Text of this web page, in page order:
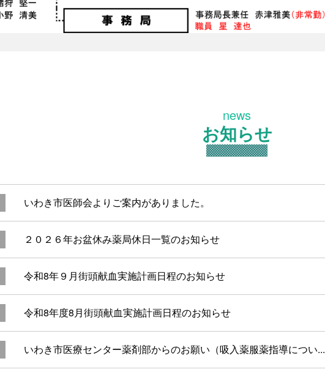
news
お知らせ
いわき市医師会よりご案内がありました。
２０２６年お盆休み薬局休日一覧のお知らせ
令和8年９月街頭献血実施計画日程のお知らせ
令和8年度8月街頭献血実施計画日程のお知らせ
いわき市医療センター薬剤部からのお願い（吸入薬服薬指導につい...